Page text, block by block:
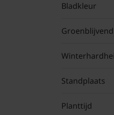
Bladkleur
Groenblijvend
Standplaats
Planttijd